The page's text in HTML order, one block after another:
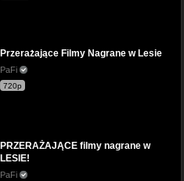
Przerażające Filmy Nagrane w Lesie
PaFi
720p
PRZERAŻAJĄCE filmy nagrane w
LESIE!
PaFi